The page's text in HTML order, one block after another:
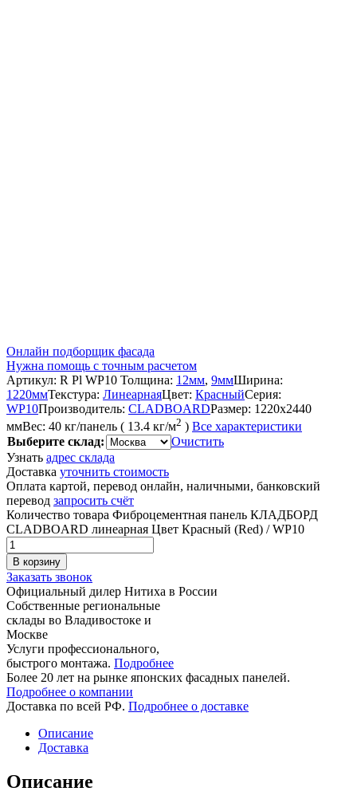
Онлайн подборщик фасада
Нужна помощь с точным расчетом
Артикул: R Pl WP10 Толщина: 12мм, 9ммШирина:
1220ммТекстура: ЛинеарнаяЦвет: КрасныйСерия:
WP10Производитель: CLADBOARDРазмер: 1220x2440
ммВес: 40 кг/панель ( 13.4 кг/м2 ) Все характеристики
Выберите склад:
Очистить
Узнать адрес склада
Доставка уточнить стоимость
Оплата картой, перевод онлайн, наличными, банковский
перевод запросить счёт
Количество товара Фиброцементная панель КЛАДБОРД
CLADBOARD линеарная Цвет Красный (Red) / WP10
В корзину
Заказать звонок
Официальный дилер Нитиха в России
Собственные региональные
склады во Владивостоке и
Москве
Услуги профессионального,
быстрого монтажа. Подробнее
Более 20 лет на рынке японских фасадных панелей.
Подробнее о компании
Доставка по всей РФ. Подробнее о доставке
Описание
Доставка
Описание